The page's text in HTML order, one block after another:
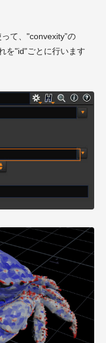
って、"convexity”の
を"id"ごとに行います